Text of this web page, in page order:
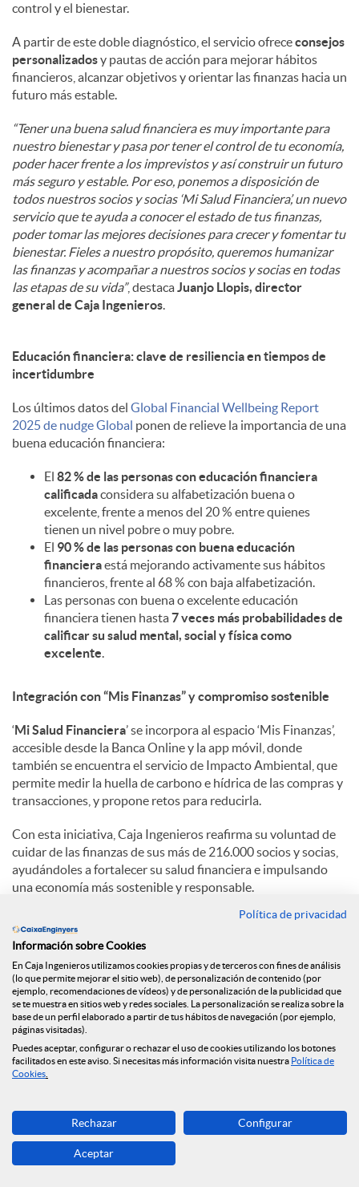
control y el bienestar.
A partir de este doble diagnóstico, el servicio ofrececonsejos
personalizadosy pautas de acción para mejorar hábitos
financieros, alcanzar objetivos y orientar las finanzas hacia un
futuro más estable.
“Tener una buena salud financiera es muy importante para
nuestro bienestar y pasa por tener el control de tu economía,
poder hacer frente a los imprevistos y así construir un futuro
más seguro y estable. Por eso, ponemos a disposición de
todos nuestros socios y socias ‘Mi Salud Financiera’, un nuevo
servicio que te ayuda a conocer el estado de tus finanzas,
poder tomar las mejores decisiones para crecer y fomentar tu
bienestar. Fieles a nuestro propósito, queremos humanizar
las finanzas y acompañar a nuestros socios y socias en todas
las etapas de su vida”, destacaJuanjo Llopis, director
general de Caja Ingenieros.
Educación financiera: clave de resiliencia en tiempos de
incertidumbre
Los últimos datos del Global Financial Wellbeing Report
2025 de nudge Global ponen de relieve la importancia de una
buena educación financiera:
El 82 % de las personas con educación financiera
calificadaconsidera su alfabetización buena o
excelente, frente a menos del 20 % entre quienes
tienen un nivel pobre o muy pobre.
El 90 % de las personas con buena educación
financieraestá mejorando activamente sus hábitos
financieros, frente al 68 % con baja alfabetización.
Las personas con buena o excelente educación
financiera tienen hasta7 veces más probabilidades de
calificar su salud mental, social y física como
excelente.
Integración con “Mis Finanzas” y compromiso sostenible
‘Mi Salud Financiera’ se incorpora al espacio ‘Mis Finanzas’,
accesible desde la Banca Online y la app móvil, donde
también se encuentra el servicio de Impacto Ambiental, que
permite medir la huella de carbono e hídrica de las compras y
transacciones, y propone retos para reducirla.
Con esta iniciativa, Caja Ingenieros reafirma su voluntad de
cuidar de las finanzas de sus más de 216.000 socios y socias,
ayudándoles a fortalecer su salud financiera e impulsando
una economía más sostenible y responsable.
C
o
m
p
a
Noticias relacionadas
Caja Ingenieros continúa ampliando su red de
oficinas y llega a Reus
Caja Ingenieros prevé una segunda mitad de 2026
Política de privacidad
Información sobre Cookies
En Caja Ingenieros utilizamos cookies propias y de terceros con fines de análisis
(lo que permite mejorar el sitio web), de personalización de contenido (por
ejemplo, recomendaciones de vídeos) y de personalización de la publicidad que
se te muestra en sitios web y redes sociales. La personalización se realiza sobre la
base de un perfil elaborado a partir de tus hábitos de navegación (por ejemplo,
páginas visitadas).
Puedes aceptar, configurar o rechazar el uso de cookies utilizando los botones
facilitados en este aviso. Si necesitas más información visita nuestra Política de
Cookies
Rechazar Configurar
Aceptar